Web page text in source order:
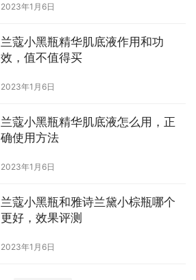
2023年1月6日
兰蔻小黑瓶精华肌底液作用和功
效，值不值得买
2023年1月6日
兰蔻小黑瓶精华肌底液怎么用，正
确使用方法
2023年1月6日
兰蔻小黑瓶和雅诗兰黛小棕瓶哪个
更好，效果评测
2023年1月6日